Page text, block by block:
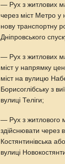
— Рух з житлових
через міст Метро у
нову транспортну
Дніпровського
— Рух з житлових
міст у напрямку
міст на вулицю
Борисоглібську з
вулиці Теліги;
— Рух з житлового
здійснювати через
Костянтинівська
вулиці